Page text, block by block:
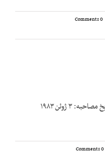
0 Comments
روایت‌کننده: آقای نصرت‌الله امینی تاریخ مصاحبه: ۳ ژوئن ۱۹۸۳
0 Comments